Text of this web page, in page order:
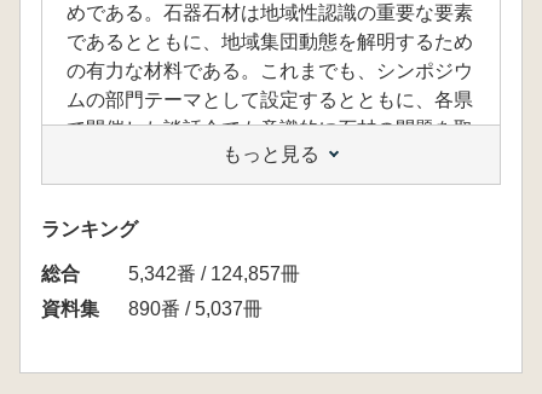
めである。石器石材は地域性認識の重要な要素
であるとともに、地域集団動態を解明するため
の有力な材料である。これまでも、シンポジウ
ムの部門テーマとして設定するとともに、各県
で開催した談話会でも意識的に石材の問題を取
り上げてきたが、地域性や集団の問題と直接結
びつけて多角的な検討は行っていない。現状で
も十分な資料的蓄積があるわけではないが、今
後の研究に向けてまとめが必要な段階にきてい
ると判断した。第2は第2回シンポジウム成果の
継承である。第2回シンポジウムの討論を通じ
もっと見る
ランキング
総合
5,342番 / 124,857冊
資料集
890番 / 5,037冊